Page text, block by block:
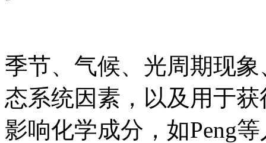
季节、气候、光周期现
态系统因素，以及用于
影响化学成分，如Peng